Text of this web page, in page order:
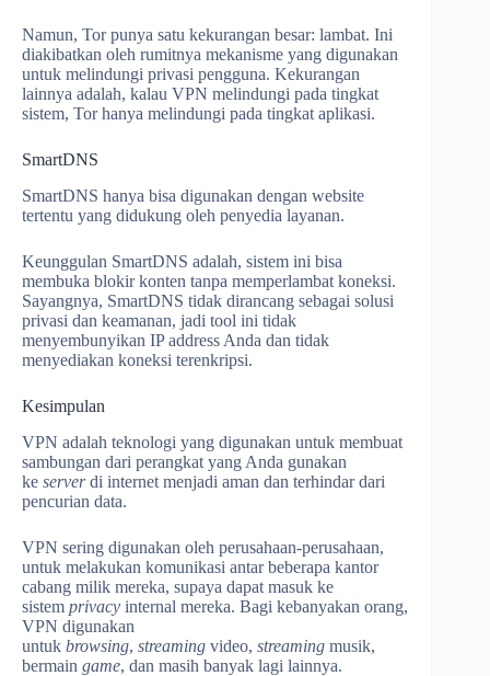
Namun, Tor punya satu kekurangan besar: lambat. Ini
diakibatkan oleh rumitnya mekanisme yang digunakan
untuk melindungi privasi pengguna. Kekurangan
lainnya adalah, kalau VPN melindungi pada tingkat
sistem, Tor hanya melindungi pada tingkat aplikasi.
SmartDNS
SmartDNS hanya bisa digunakan dengan website
tertentu yang didukung oleh penyedia layanan.
Keunggulan SmartDNS adalah, sistem ini bisa
membuka blokir konten tanpa memperlambat koneksi.
Sayangnya, SmartDNS tidak dirancang sebagai solusi
privasi dan keamanan, jadi tool ini tidak
menyembunyikan IP address Anda dan tidak
menyediakan koneksi terenkripsi.
Kesimpulan
VPN adalah teknologi yang digunakan untuk membuat
sambungan dari perangkat yang Anda gunakan
ke serverdi internet menjadi aman dan terhindar dari
pencurian data.
VPN sering digunakan oleh perusahaan-perusahaan,
untuk melakukan komunikasi antar beberapa kantor
cabang milik mereka, supaya dapat masuk ke
sistem privacy internal mereka. Bagi kebanyakan orang,
VPN digunakan
untuk browsing, streaming video, streaming musik,
bermain game, dan masih banyak lagi lainnya.